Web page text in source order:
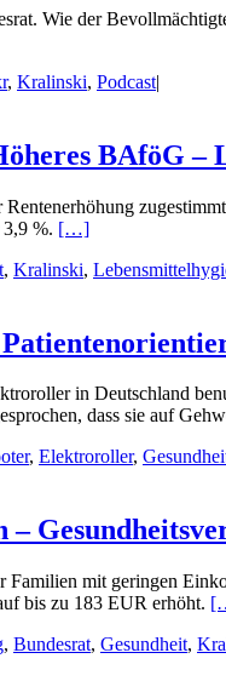
Wie der
, Kralinski, Podcast|
BAföG –
%. […]
, Kralinski,
in Deutschland
dass sie auf
, Elektroroller,
mit geringen
bis zu 183 EUR erhöht.
, Bundesrat, Gesundheit,